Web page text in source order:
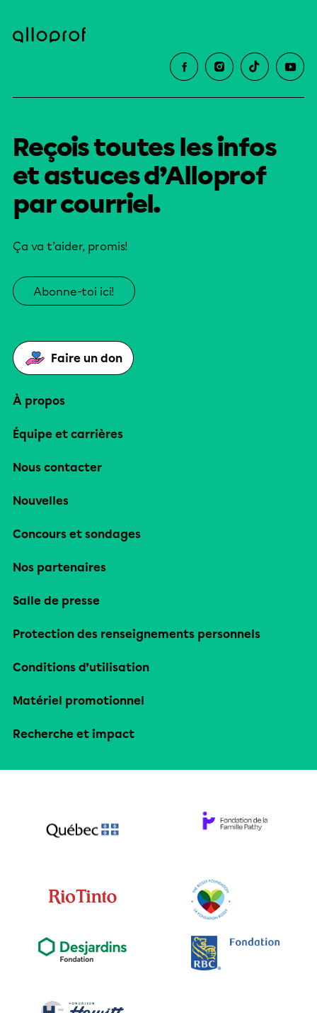
Reçois toutes les infos
et astuces d’Alloprof
par courriel.
Ça va t’aider, promis!
Abonne-toi ici!
Faire un don
À propos
Équipe et carrières
Nous contacter
Nouvelles
Concours et sondages
Nos partenaires
Salle de presse
Protection des renseignements personnels
Conditions d’utilisation
Matériel promotionnel
Recherche et impact